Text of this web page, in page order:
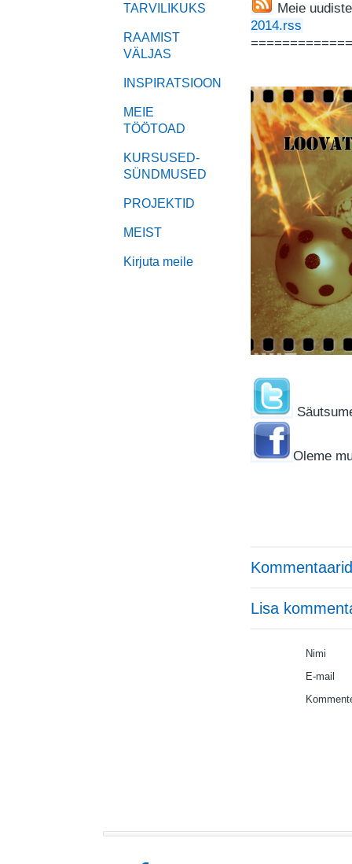
TARVILIKUKS
RAAMIST
VÄLJAS
INSPIRATSIOON
MEIE
TÖÖTOAD
KURSUSED-
SÜNDMUSED
PROJEKTID
MEIST
Kirjuta meile
Meie
2014.rss
Oleme
Lisa
Nimi
E-mail